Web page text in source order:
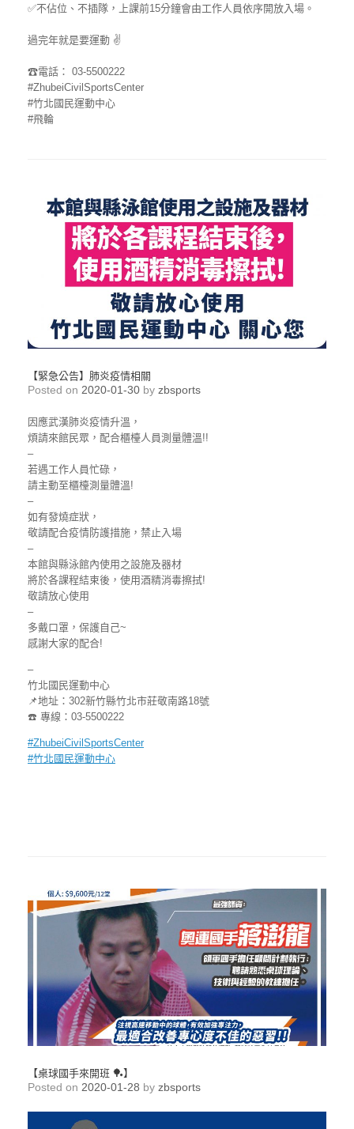
✅不佔位、不插隊，上課前15分鐘會由工作人員依序開放入場。
過完年就是要運動 ✌
☎電話： 03-5500222
#ZhubeiCivilSportsCenter
#竹北國民運動中心
#飛輪
【緊急公告】肺炎疫情相關
Posted on 2020-01-30 by zbsports
因應武漢肺炎疫情升溫，
煩請來館民眾，配合櫃檯人員測量體溫!!
–
若遇工作人員忙碌，
請主動至櫃檯測量體溫!
–
如有發燒症狀，
敬請配合疫情防護措施，禁止入場
–
本館與縣泳館內使用之設施及器材
將於各課程結束後，使用酒精消毒擦拭!
敬請放心使用
–
多戴口罩，保護自己~
感謝大家的配合!
–
竹北國民運動中心
📌地址：302新竹縣竹北市莊敬南路18號
☎️ 專線：03-5500222
#ZhubeiCivilSportsCenter
#竹北國民運動中心
【桌球國手來開班 🏓】
Posted on 2020-01-28 by zbsports